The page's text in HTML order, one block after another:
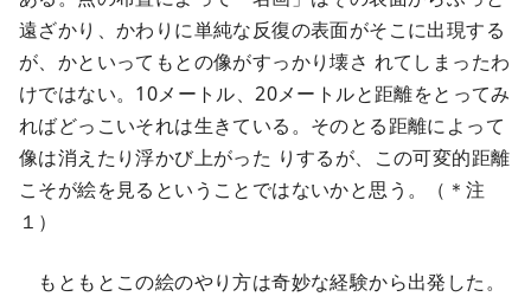
遠ざかり、かわりに単純な反復の表面がそこに出現する
が、かといってもとの像がすっかり壊さ れてしまったわ
けではない。10メートル、20メートルと距離をとってみ
ればどっこいそれは生きている。そのとる距離によって
像は消えたり浮かび上がった りするが、この可変的距離
こそが絵を見るということではないかと思う。（＊注
１）
もともとこの絵のやり方は奇妙な経験から出発した。